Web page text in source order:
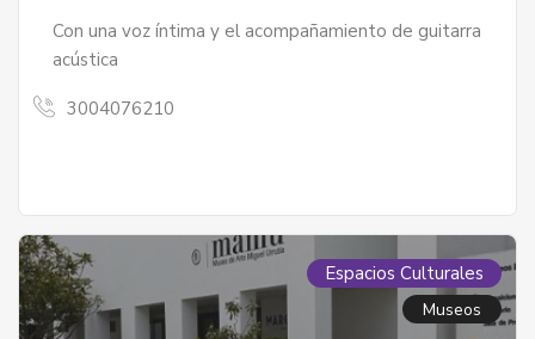
Con una voz íntima y el acompañamiento de guitarra
acústica
3004076210
Espacios Culturales
Museos